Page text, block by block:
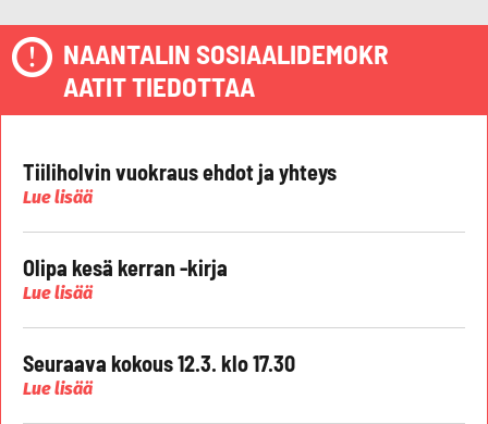
NAANTALIN SOSIAALIDEMOKR
AATIT TIEDOTTAA
Tiiliholvin vuokraus ehdot ja yhteys
Lue lisää
Olipa kesä kerran -kirja
Lue lisää
Seuraava kokous 12.3. klo 17.30
Lue lisää